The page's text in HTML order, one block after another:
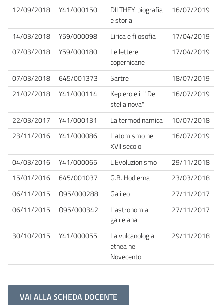
12/09/2018 Y41/000150
DILTHEY: biografia
e storia
16/07/2019
14/03/2018 Y59/000098 Lirica e filosofia
17/04/2019
07/03/2018
Y59/000180
Le lettere
copernicane
17/04/2019
07/03/2018 645/001373 Sartre
18/07/2019
21/02/2018
Y41/000114
Keplero e il " De
stella nova".
16/07/2019
22/03/2017 Y41/000131 La termodinamica
10/07/2018
23/11/2016
Y41/000086
L'atomismo nel
XVII secolo
16/07/2019
04/03/2016 Y41/000065 L'Evoluzionismo
29/11/2018
15/01/2016
645/001037 G.B. Hodierna
23/03/2018
06/11/2015
O95/000288 Galileo
27/11/2017
06/11/2015
O95/000342
L'astronomia
galileiana
27/11/2017
30/10/2015 Y41/000055
La vulcanologia
etnea nel
Novecento
29/11/2018
VAI ALLA SCHEDA DOCENTE